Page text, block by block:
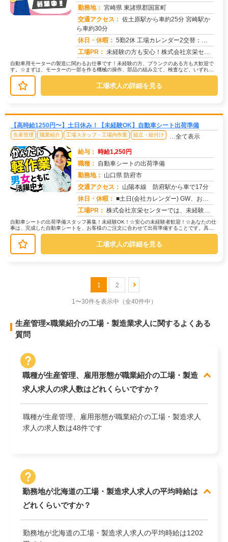
勤務地： 宮崎県 東諸県郡国富町
交通アクセス： 佐土原駅から車約25分 宮崎駅か
ら車約30分
休日・休暇： 5勤2休 工場カレンダー2交替：シフト表 / GW、お盆、年末年始に長期連休があります
工場PR： 未経験の方も安心！株式会社京栄センターで新しい一歩を踏み出してみませんか？☆赴任費用は100％サポート！☆給料日ま...
自動車用モーターの製造に関わるお仕事です！未経験の方、ブランクのある方も大歓迎で
す。☆まずは、モーターの一部を作る機械の操作、部品の組み立て、検査など、いずれか
の工程からスタート！→ドライバーを...
工場求人の詳細を見る
【高時給1250円〜】土日休み！【未経験OK】自動車シート出荷準備
生産管理 職業紹介 工場スタッフ・工場内作業 組立・組付け …全て表示
給与： 時給1,250円
職種： 自動車シートの出荷準備
勤務地： 山口県 防府市
交通アクセス： 山陽本線 防府駅から車で17分
休日・休暇： ■土日(会社カレンダー) GW、お盆、年末年始に長期連休があります
工場PR： 株式会社京栄センターでは、未経験の方でも安心してスタートできる環境をご用意しています。☆不安を解消するサポート体制...
自動車シートの出荷準備スタッフ募集！未経験OK！☆安心の未経験者歓迎！☆あなたの仕
事は、完成した自動車シートを、お客様のご注文に合わせて出荷準備することです。具体
的には…→ローラーコンベアを使っ...
工場求人の詳細を見る
1 2
1〜30件を表示中 （全40件中）
生産管理×職業紹介の工場・製造業求人に関するよくある
質問
職種が生産管理、雇用形態が職業紹介の工場・製造
求人求人の求人数はどれくらいですか？
職種が生産管理、雇用形態が職業紹介の工場・製造求人
求人の求人数は48件です
勤務地が北海道の工場・製造求人求人の平均時給は
どれくらいですか？
勤務地が北海道の工場・製造求人求人の平均時給は1202